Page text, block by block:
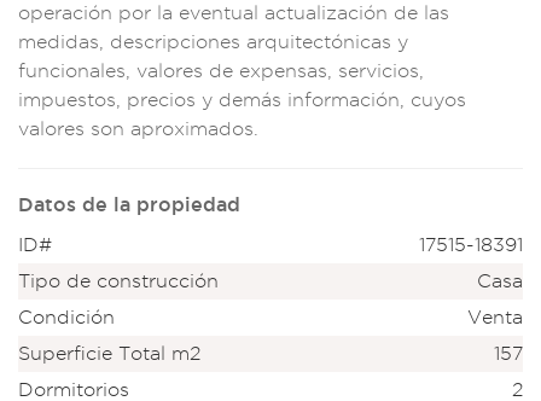
operación por la eventual actualización de las
medidas,
descripciones arquitectónicas y
funcionales, va lores de expensas, servicios,
impuestos, precios y demás información, cuyos
valores son aproximados.
Datos de la propiedad
ID#
17515-18391
Tipo de construcción
Casa
Condición
Venta
Superficie Total m2
157
Dormitorios
2